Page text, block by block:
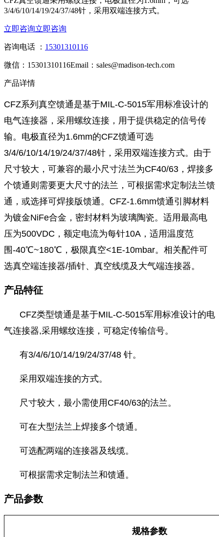
3/4/6/10/14/19/24/37/48针，采用双端连接方式。
立即咨询立即咨询
咨询电话 ： 15301310116
微信：15301310116Email：sales@madison-tech.com
产品详情
CFZ系列真空馈通是基于MIL-C-5015军用标准设计的
电气连接器，采用螺纹连接，用于提供稳定的信号传
输。电极直径为1.6mm的CFZ馈通可选
3/4/6/10/14/19/24/37/48针，采用双端连接方式。由于
尺寸较大，可兼容的最小尺寸法兰为CF40/63，焊接多
个馈通则需要更大尺寸的法兰，可根据需求定制法兰馈
通，或选择可焊接版馈通。CFZ-1.6mm馈通引脚材料
为镀金NiFe合金，密封材料为玻璃陶瓷。适用最高电
压为500VDC，额定电流为每针10A，适用温度范
围-40℃~180℃ ，极限真空<1E-10mbar。相关配件可
选真空端连接器/插针、真空线缆及大气端连接器。
产品特征
CFZ类型馈通是基于MIL-C-5015军用标准设计的电
气连接器,采用螺纹连接，可稳定传输信号。
有3/4/6/10/14/19/24/37/48 针。
采用双端连接的方式。
尺寸较大，最小需使用CF40/63的法兰。
可在大型法兰上焊接多个馈通。
可选配两端的连接器及线缆。
可根据需求定制法兰和馈通。
产品参数
规格参数